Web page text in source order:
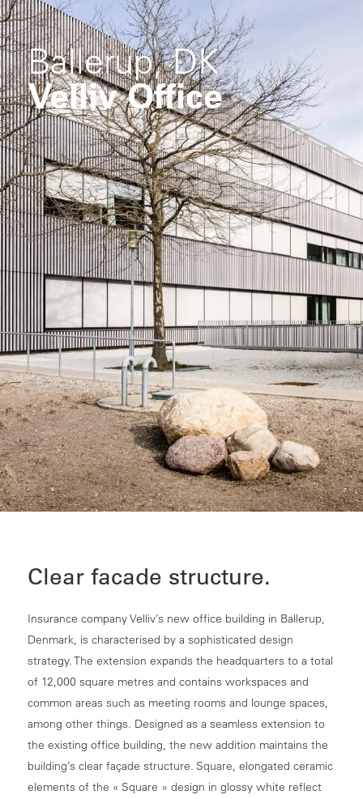
Ballerup, DK
Velliv Office
Clear facade structure.
Insurance company Velliv’s new office building in Ballerup,
Denmark, is characterised by a sophisticated design
strategy. The extension expands the headquarters to a total
of 12,000 square metres and contains workspaces and
common areas such as meeting rooms and lounge spaces,
among other things. Designed as a seamless extension to
the existing office building, the new addition maintains the
building’s clear façade structure. Square, elongated ceramic
elements of the « Square » design in glossy white reflect